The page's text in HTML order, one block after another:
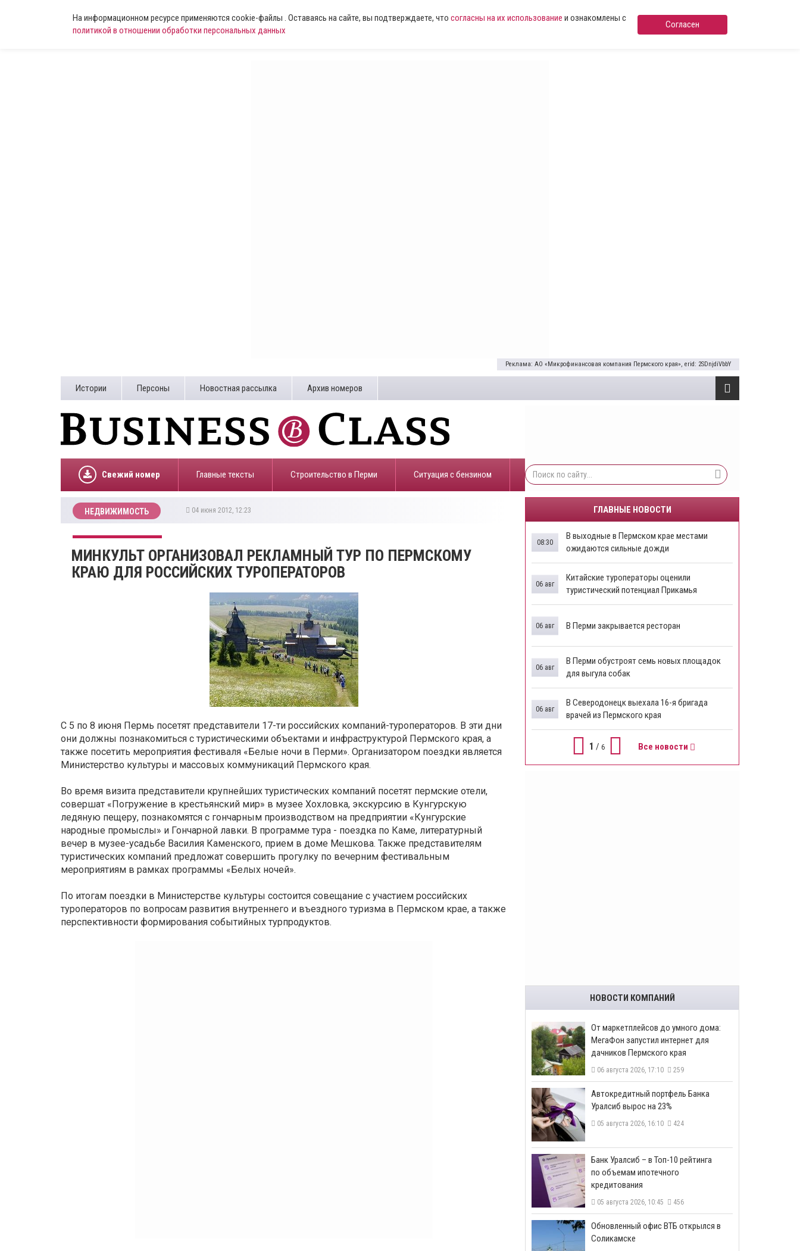
На информационном ресурсе применяются cookie-файлы . Оставаясь на сайте, вы подтверждаете, что согласны на их использование и ознакомлены с
политикой в отношении обработки персональных данных
Согласен
Реклама: АО «Микрофинансовая компания Пермского края», erid: 2SDnjdiVbbY
Истории Персоны Новостная рассылка Архив номеров
Свежий номер Главные тексты Строительство в Перми ​Ситуация с бензином
НЕДВИЖИМОСТЬ 04 июня 2012, 12:23
МИНКУЛЬТ ОРГАНИЗОВАЛ РЕКЛАМНЫЙ ТУР ПО ПЕРМСКОМУ
КРАЮ ДЛЯ РОССИЙСКИХ ТУРОПЕРАТОРОВ
С 5 по 8 июня Пермь посетят представители 17-ти российских компаний-туроператоров. В эти дни
они должны познакомиться с туристическими объектами и инфраструктурой Пермского края, а
также посетить мероприятия фестиваля «Белые ночи в Перми». Организатором поездки является
Министерство культуры и массовых коммуникаций Пермского края.
Во время визита представители крупнейших туристических компаний посетят пермские отели,
совершат «Погружение в крестьянский мир» в музее Хохловка, экскурсию в Кунгурскую
ледяную пещеру, познакомятся с гончарным производством на предприятии «Кунгурские
народные промыслы» и Гончарной лавки. В программе тура - поездка по Каме, литературный
вечер в музее-усадьбе Василия Каменского, прием в доме Мешкова. Также представителям
туристических компаний предложат совершить прогулку по вечерним фестивальным
мероприятиям в рамках программы «Белых ночей».
По итогам поездки в Министерстве культуры состоится совещание с участием российских
туроператоров по вопросам развития внутреннего и въездного туризма в Пермском крае, а также
перспективности формирования событийных турпродуктов.
ГЛАВНЫЕ НОВОСТИ
В выходные в Пермском крае местами
ожидаются сильные дожди
08:30
Китайские туроператоры оценили
туристический потенциал Прикамья
06 авг
В Перми закрывается ресторан
06 авг
​В Перми обустроят семь новых площадок
для выгула собак
06 авг
В Северодонецк выехала 16-я бригада
врачей из Пермского края
06 авг
1 / 6 Все новости
НОВОСТИ КОМПАНИЙ
От маркетплейсов до умного дома:
МегаФон запустил интернет для
дачников Пермского края
06 августа 2026, 17:10 259
​Автокредитный портфель Банка
Уралсиб вырос на 23%
05 августа 2026, 16:10 424
​Банк Уралсиб – в Топ-10 рейтинга
по объемам ипотечного
кредитования
05 августа 2026, 10:45 456
​Обновленный офис ВТБ открылся в
Соликамске